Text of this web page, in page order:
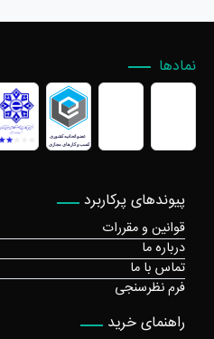
پیوندهای پرکاربرد
قوانین و مقررات
درباره ما
تماس با ما
فرم نظرسنجی
راهنمای خرید
نمادها